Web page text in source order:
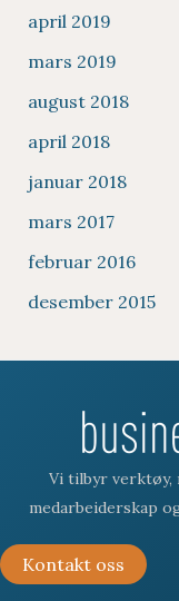
april 2019
mars 2019
august 2018
april 2018
januar 2018
mars 2017
februar 2016
desember 2015
Vi tilbyr verktøy,
medarbeiderskap
Kontakt oss